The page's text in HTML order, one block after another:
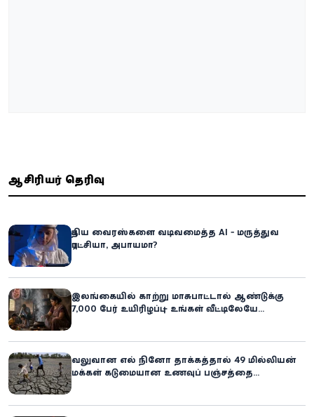
ஆசிரியர் தெரிவு
புதிய வைரஸ்களை வடிவமைத்த AI - மருத்துவ
புரட்சியா, அபாயமா?
இலங்கையில் காற்று மாசுபாட்டால் ஆண்டுக்கு
7,000 பேர் உயிரிழப்பு – உங்கள் வீட்டிலேயே
வலுவான எல் நினோ தாக்கத்தால் 49 மில்லியன்
மக்கள் கடுமையான உணவுப் பஞ்சத்தை